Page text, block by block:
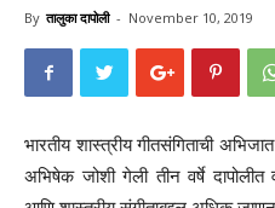
By तालुका दापोली - November 10, 2019
भारतीय शास्त्रीय गीतसंगिताची अभिजात
अभिषेक जोशी गेली तीन वर्षे दापोलीत